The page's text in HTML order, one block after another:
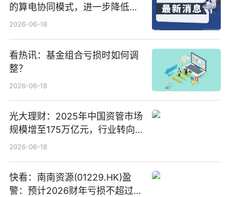
的算电协同模式，进一步降低网
络传输时延_最资讯
2026-06-18
看热讯：基金组合亏损时如何调
整？
2026-06-18
光大理财：2025年中国资管市场
规模增至175万亿元，行业转向
“量质并重”
2026-06-18
快看：南南资源(01229.HK)盈
警：预计2026财年亏损不超过